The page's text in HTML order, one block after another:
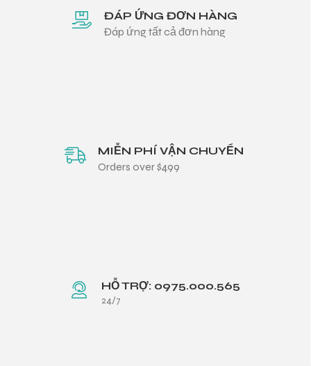
ĐÁP ỨNG ĐƠN HÀNG
Đáp ứng tất cả đơn hàng
MIỄN PHÍ VẬN CHUYỂN
Orders over $499
HỖ TRỢ: 0975.000.565
24/7